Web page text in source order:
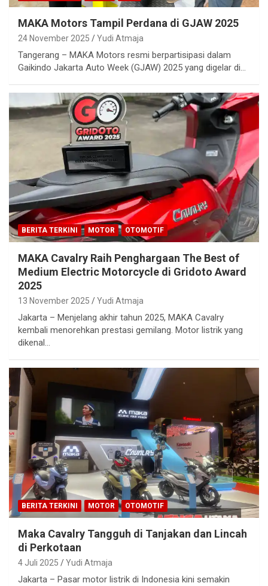
MAKA Motors Tampil Perdana di GJAW 2025
24 November 2025 Yudi Atmaja
Tangerang – MAKA Motors resmi berpartisipasi dalam
Gaikindo Jakarta Auto Week (GJAW) 2025 yang digelar di…
BERITA TERKINI MOTOR OTOMOTIF
MAKA Cavalry Raih Penghargaan The Best of
Medium Electric Motorcycle di Gridoto Award
2025
13 November 2025 Yudi Atmaja
Jakarta – Menjelang akhir tahun 2025, MAKA Cavalry
kembali menorehkan prestasi gemilang. Motor listrik yang
dikenal…
BERITA TERKINI MOTOR OTOMOTIF
Maka Cavalry Tangguh di Tanjakan dan Lincah
di Perkotaan
4 Juli 2025 Yudi Atmaja
Jakarta – Pasar motor listrik di Indonesia kini semakin